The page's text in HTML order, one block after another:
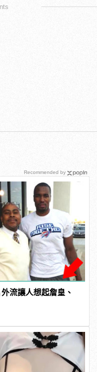
流讓人想起詹皇、
Recommended by